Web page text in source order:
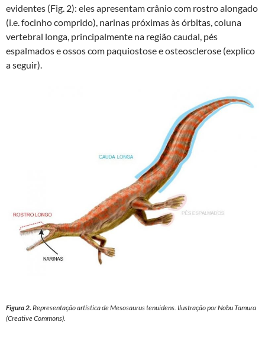
evidentes (Fig. 2): eles apresentam crânio com rostro alongado
(i.e. focinho comprido), narinas próximas às órbitas, coluna
vertebral longa, principalmente na região caudal, pés
espalmados e ossos com paquiostose e osteosclerose (explico
a seguir).
Figura 2. Representação artística deMesosaurus tenuidens . Ilustração por Nobu Tamura
(Creative Commons).